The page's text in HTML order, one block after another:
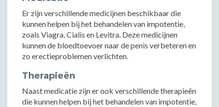
Er zijn verschillende medicijnen beschikbaar die
kunnen helpen bij het behandelen van impotentie,
zoals Viagra, Cialis en Levitra. Deze medicijnen
kunnen de bloedtoevoer naar de penis verbeteren en
zo erectieproblemen verlichten.
Therapieën
Naast medicatie zijn er ook verschillende therapieën
die kunnen helpen bij het behandelen van impotentie,